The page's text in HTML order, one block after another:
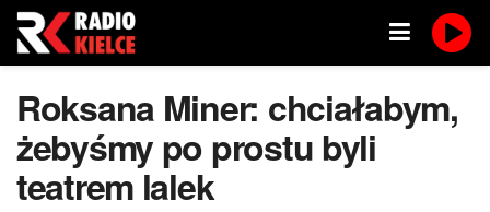
Roksana Miner: chciałabym,
żebyśmy po prostu byli
teatrem lalek